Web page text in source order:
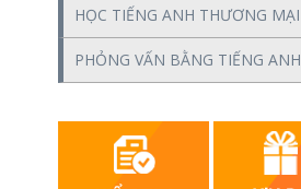
HỌC TIẾNG ANH THƯƠNG MẠI
PHỎNG VẤN BẰNG TIẾNG ANH